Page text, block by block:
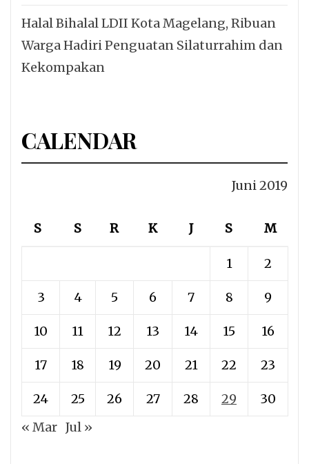
Halal Bihalal LDII Kota Magelang, Ribuan
Warga Hadiri Penguatan Silaturrahim dan
Kekompakan
CALENDAR
Juni 2019
S S R K J S M
1 2
3 4 5 6 7 8 9
10 11 12 13 14 15 16
17 18 19 20 21 22 23
24 25 26 27 28 29
30
« Mar Jul »